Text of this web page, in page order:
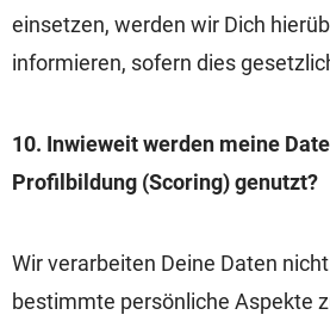
einsetzen, werden wir Dich
informieren, sofern dies
10. Inwieweit werden meine
Profilbildung (Scoring) genutzt?
Wir verarbeiten Deine Daten
bestimmte persönliche Aspekte